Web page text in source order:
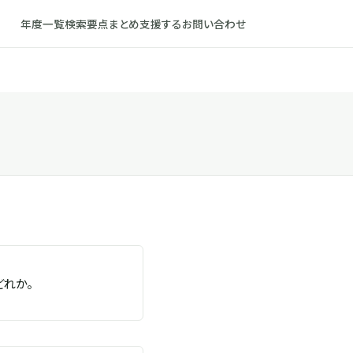
年度一覧検索要点まとめ支援するお問い合わせ
か。